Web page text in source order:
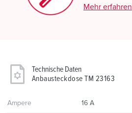
Mehr erfahren
Technische Daten
Anbausteckdose TM 23163
Ampere 16 A